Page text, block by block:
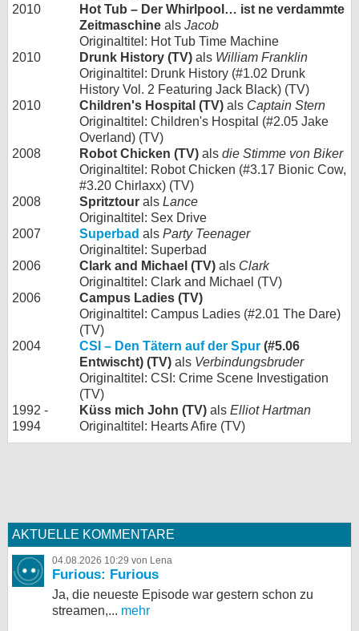
2010
Hot Tub – Der Whirlpool… ist ne verdammte
Zeitmaschine als Jacob
Originaltitel: Hot Tub Time Machine
2010
Drunk History (TV) als William Franklin
Originaltitel: Drunk History (#1.02 Drunk
History Vol. 2 Featuring Jack Black) (TV)
2010
Children's Hospital (TV) als Captain Stern
Originaltitel: Children's Hospital (#2.05 Jake
Overland) (TV)
2008
Robot Chicken (TV) als die Stimme von Biker
Originaltitel: Robot Chicken (#3.17 Bionic Cow,
#3.20 Chirlaxx) (TV)
2008
Spritztour als Lance
Originaltitel: Sex Drive
2007
Superbad als Party Teenager
Originaltitel: Superbad
2006
Clark and Michael (TV) als Clark
Originaltitel: Clark and Michael (TV)
2006
Campus Ladies (TV)
Originaltitel: Campus Ladies (#2.01 The Dare)
(TV)
2004
CSI – Den Tätern auf der Spur (#5.06
Entwischt) (TV) als Verbindungsbruder
Originaltitel: CSI: Crime Scene Investigation
(TV)
1992 -
1994
Küss mich John (TV) als Elliot Hartman
Originaltitel: Hearts Afire (TV)
AKTUELLE KOMMENTARE
04.08.2026 10:29 von Lena
Furious: Furious
Ja, die neueste Episode war gestern schon zu
streamen,... mehr